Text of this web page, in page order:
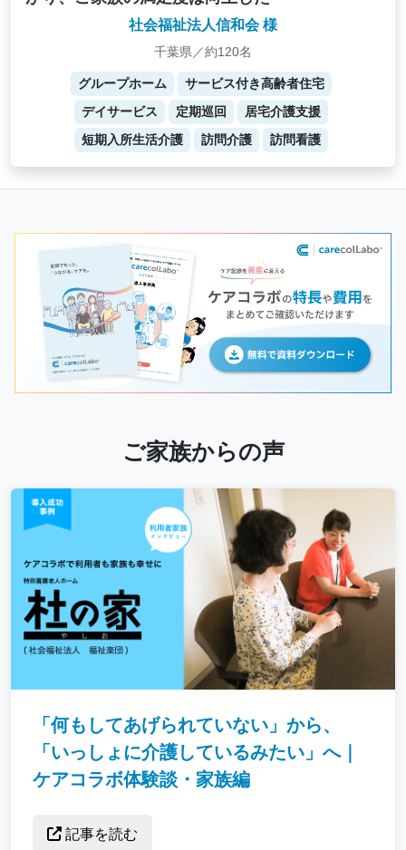
社会福祉法人信和会 様
千葉県／約120名
グループホーム
サービス付き高齢者住宅
デイサービス
定期巡回
居宅介護支援
短期入所生活介護
訪問介護 訪問看護
ご家族からの声
「何もしてあげられていない」から、
「いっしょに介護しているみたい」へ｜
ケアコラボ体験談・家族編
記事を読む